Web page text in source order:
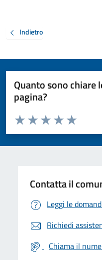
Indietro
Quanto sono chiare
pagina?
Valuta da 1 a 5 stelle la pagina
Valuta 5
Valuta 4
Valuta 3 stelle su
Valuta 2 stelle su 5
Valuta 1 stelle su 5
Contatta il
Leggi le
Richiedi
Chiama il